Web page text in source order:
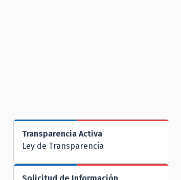
Transparencia Activa
Ley de Transparencia
Solicitud de Información